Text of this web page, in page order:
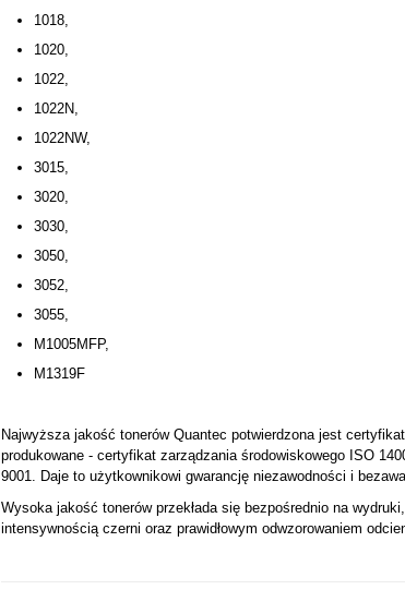
1018,
1020,
1022,
1022N,
1022NW,
3015,
3020,
3030,
3050,
3052,
3055,
M1005MFP,
M1319F
Najwyższa jakość tonerów Quantec potwierdzona jest
produkowane - certyfikat zarządzania środowiskowego ISO
9001. Daje to użytkownikowi gwarancję niezawodności i
Wysoka jakość tonerów przekłada się bezpośrednio na
intensywnością czerni oraz prawidłowym odwzorowaniem